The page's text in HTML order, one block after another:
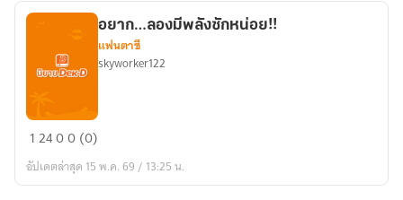
อยาก…
มี
อยาก…ลองมีพลังซักหน่อย!!
แฟนตาซี
skyworker122
12400 (0)
อัปเดตล่าสุด 15 พ.ค. 69 / 13:25 น.